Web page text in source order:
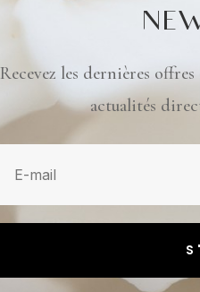
Recevez les dernières
actualités